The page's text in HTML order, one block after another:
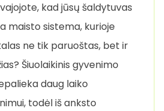
kad jūsų šaldytuvas
maisto sistema, kurioje
ne tik paruoštas, bet ir
Šiuolaikinis gyvenimo
daug laiko
todėl iš anksto